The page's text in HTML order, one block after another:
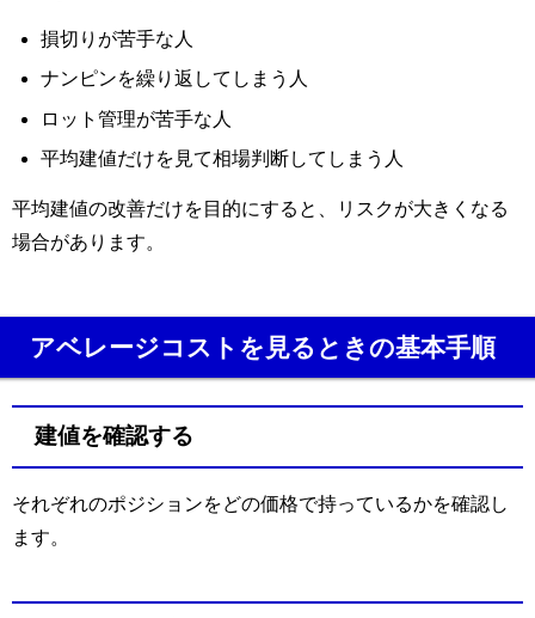
損切りが苦手な人
ナンピンを繰り返してしまう人
ロット管理が苦手な人
平均建値だけを見て相場判断してしまう人
平均建値の改善だけを目的にすると、リスクが大きくなる
場合があります。
アベレージコストを見るときの基本手順
建値を確認する
それぞれのポジションをどの価格で持っているかを確認し
ます。